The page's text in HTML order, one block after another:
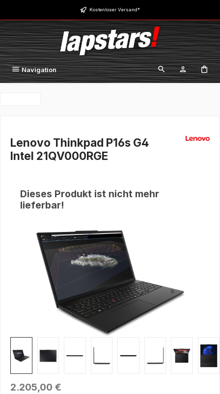
Zum Hauptinhalt springen Kostenloser Versand*
Navigation
Lenovo Thinkpad P16s G4
Intel 21QV000RGE
Dieses Produkt ist nicht mehr
lieferbar!
Bildergalerie überspringen
Regulärer Preis:
2.205,00 €